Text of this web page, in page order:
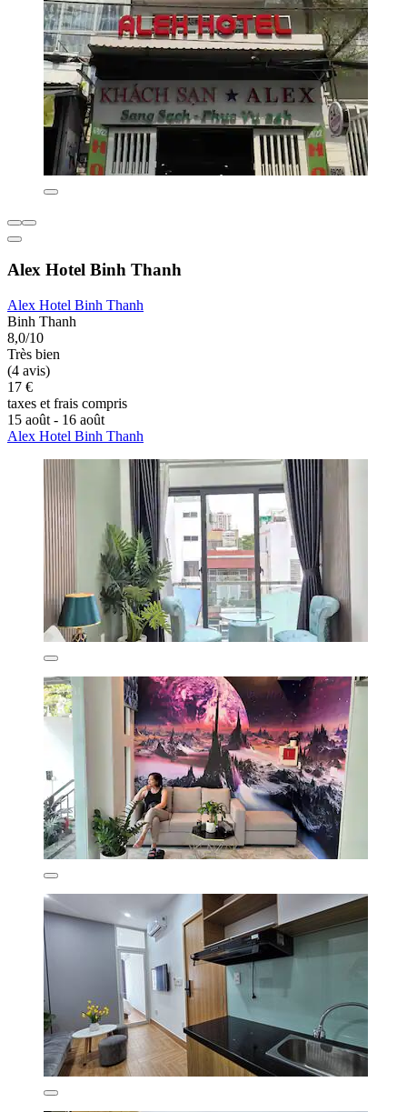
Alex Hotel Binh Thanh
Alex Hotel Binh Thanh
Binh Thanh
8,0/10
Très bien
(4 avis)
17 €
taxes et frais compris
15 août - 16 août
Alex Hotel Binh Thanh